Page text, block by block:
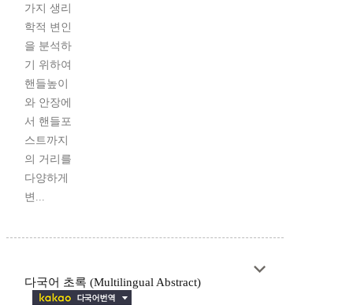
가지 생리
학적 변인
을 분석하
기 위하여
핸들높이
와 안장에
서 핸들포
스트까지
의 거리를
다양하게
변...
다국어 초록 (Multilingual Abstract)